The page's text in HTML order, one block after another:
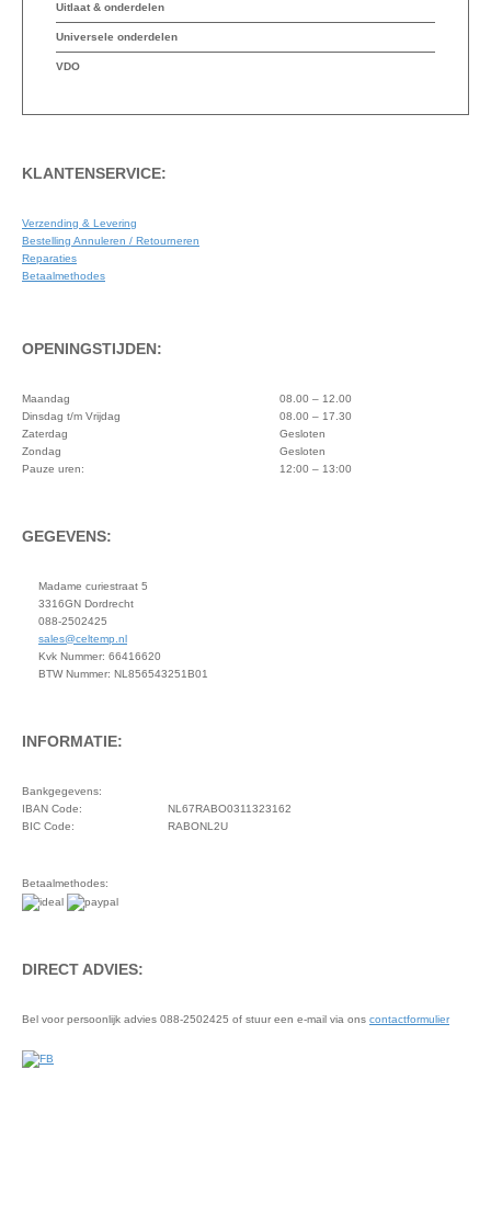
Uitlaat & onderdelen
Universele onderdelen
VDO
KLANTENSERVICE:
Verzending & Levering
Bestelling Annuleren / Retourneren
Reparaties
Betaalmethodes
OPENINGSTIJDEN:
Maandag
08.00 – 12.00
Dinsdag t/m Vrijdag
08.00 – 17.30
Zaterdag
Gesloten
Zondag
Gesloten
Pauze uren:
12:00 – 13:00
GEGEVENS:
Madame curiestraat 5
3316GN Dordrecht
088-2502425
sales@celtemp.nl
Kvk Nummer: 66416620
BTW Nummer: NL856543251B01
INFORMATIE:
Bankgegevens:
IBAN Code:
NL67RABO0311323162
BIC Code:
RABONL2U
Betaalmethodes:
DIRECT ADVIES:
Bel voor persoonlijk advies 088-2502425 of stuur een e-mail via ons contactformulier